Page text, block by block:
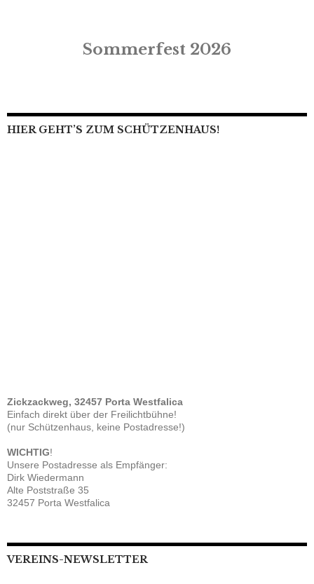
Sommerfest 2026
HIER GEHT’S ZUM SCHÜTZENHAUS!
Zickzackweg, 32457 Porta Westfalica
Einfach direkt über der Freilichtbühne!
(nur Schützenhaus, keine Postadresse!)
WICHTIG!
Unsere Postadresse als Empfänger:
Dirk Wiedermann
Alte Poststraße 35
32457 Porta Westfalica
VEREINS-NEWSLETTER